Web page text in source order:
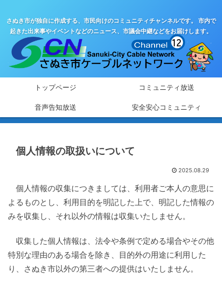
さぬき市が独自に作成する、市民向けのコミュニティチャンネルです。 市内で
起きた出来事やイベントなどのニュース、市議会中継などをお届けします。
トップページ コミュニティ放送
音声告知放送 安全安心コミュニティ
個人情報の取扱いについて
2025.08.29
個人情報の収集につきましては、利用者ご本人の意思に
よるものとし、利用目的を明記した上で、明記した情報の
みを収集し、それ以外の情報は収集いたしません。
収集した個人情報は、法令や条例で定める場合やその他
特別な理由のある場合を除き、目的外の用途に利用した
り、さぬき市以外の第三者への提供はいたしません。